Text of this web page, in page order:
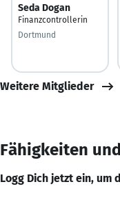
Seda Dogan
Finanzcontrollerin
Dortmund
Weitere Mitglieder
Fähigkeiten
Logg Dich jetzt ein, um